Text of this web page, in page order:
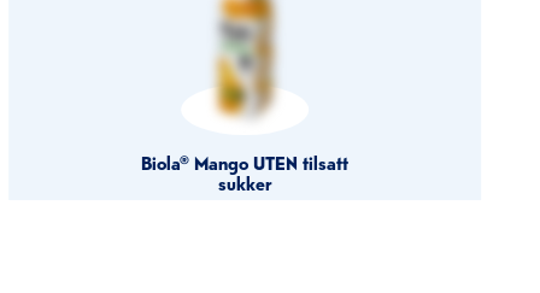
Biola® Mango UTEN tilsatt
sukker